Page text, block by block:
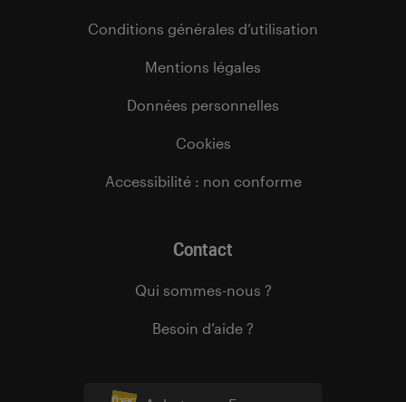
Conditions générales d’utilisation
Mentions légales
Données personnelles
Cookies
Accessibilité : non conforme
Contact
Qui sommes-nous ?
Besoin d’aide ?